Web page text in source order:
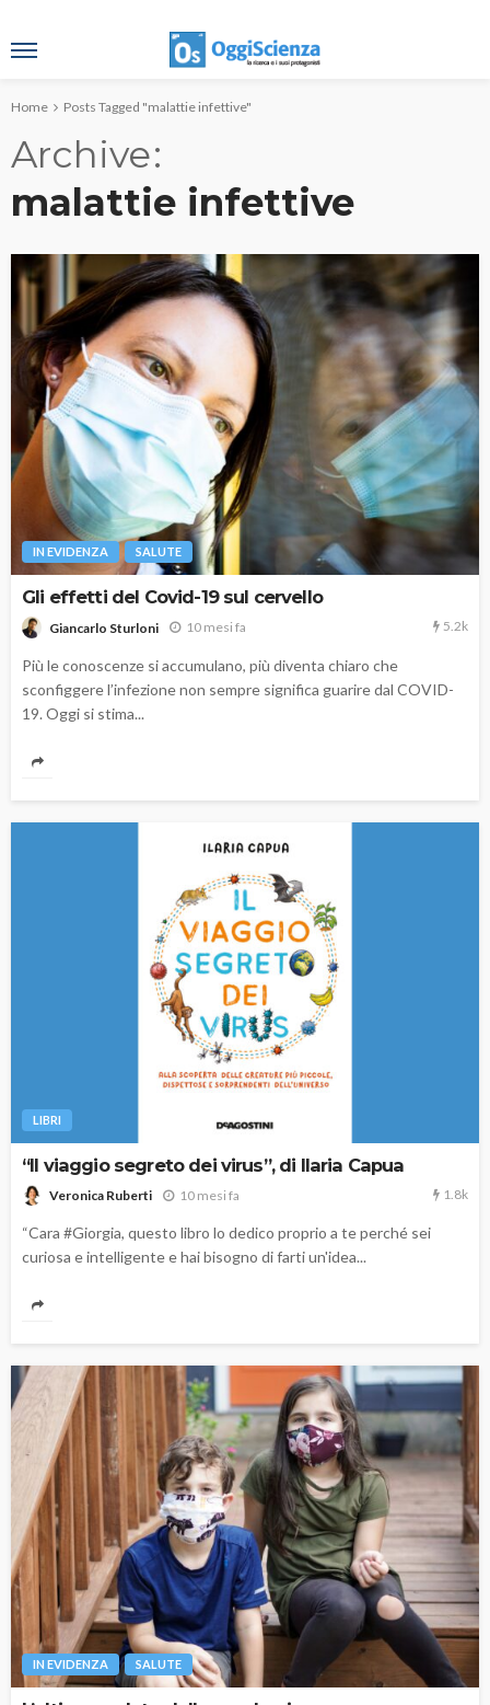
Home Posts Tagged "malattie infettive"
Archive
malattie infettive
IN EVIDENZA SALUTE
Gli effetti del Covid-19 sul cervello
Giancarlo Sturloni 10 mesi fa 5.2k
Più le conoscenze si accumulano, più diventa chiaro che
sconfiggere l’infezione non sempre significa guarire dal COVID-
19. Oggi si stima...
LIBRI
“Il viaggio segreto dei virus”, di Ilaria Capua
Veronica Ruberti 10 mesi fa 1.8k
“Cara #Giorgia, questo libro lo dedico proprio a te perché sei
curiosa e intelligente e hai bisogno di farti un'idea...
IN EVIDENZA SALUTE